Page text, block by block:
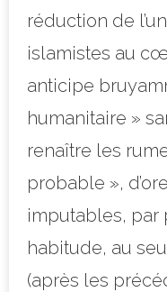
réduction de
islamistes au
anticipe
humanitaire »
renaître les
probable »,
imputables, par
habitude, au
(après les